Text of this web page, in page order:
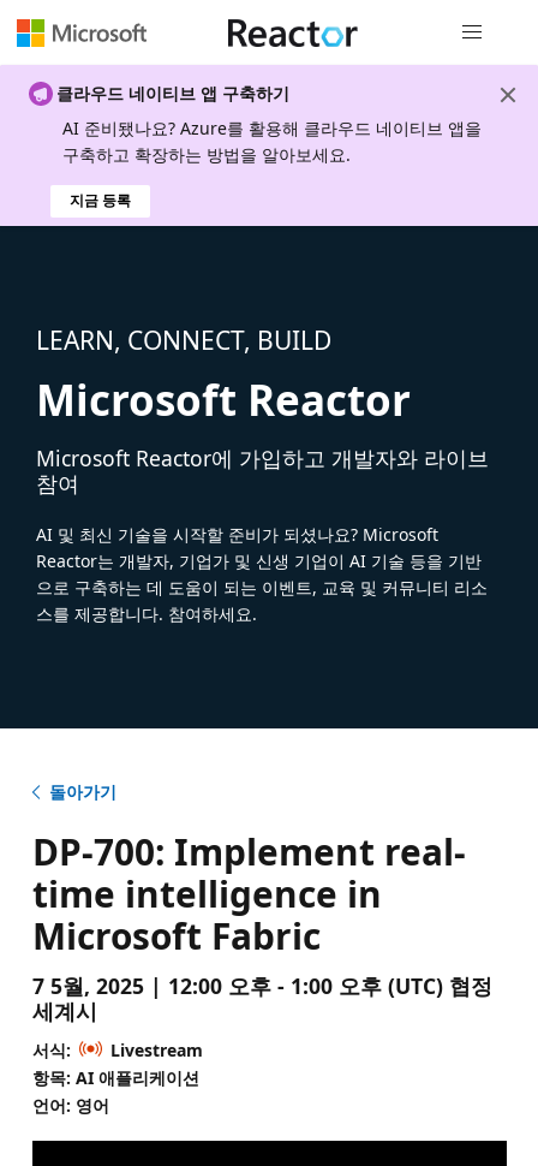
클라우드 네이티브 앱 구축하기
AI 준비됐나요? Azure를 활용해 클라우드 네이티브 앱을
구축하고 확장하는 방법을 알아보세요.
지금 등록
LEARN, CONNECT, BUILD
Microsoft Reactor
Microsoft Reactor에 가입하고 개발자와 라이브
참여
AI 및 최신 기술을 시작할 준비가 되셨나요? Microsoft
Reactor는 개발자, 기업가 및 신생 기업이 AI 기술 등을 기반
으로 구축하는 데 도움이 되는 이벤트, 교육 및 커뮤니티 리소
스를 제공합니다. 참여하세요.
돌아가기
DP-700: Implement real-
time intelligence in
Microsoft Fabric
7 5월, 2025 | 12:00 오후 - 1:00 오후 (UTC) 협정
세계시
서식:
Livestream
항목: AI 애플리케이션
언어: 영어